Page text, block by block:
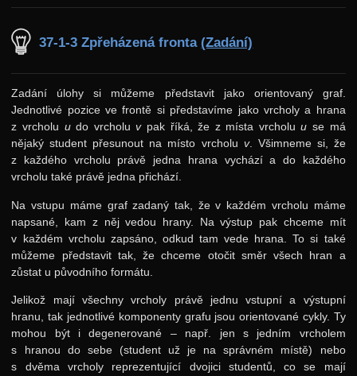
37-1-3 Zpřeházená fronta(Zadání)
Zadání úlohy si můžeme představit jako orientovaný graf.
Jednotlivé pozice ve frontě si představíme jako vrcholy a hrana
z vrcholu udo vrcholuvpak říká, že z místa vrcholuu se má
nějaký student přesunout na místo vrcholu v. Všimneme si, že
z každého vrcholu právě jedna hrana vychází a do každého
vrcholu také právě jedna přichází.
Na vstupu máme graf zadaný tak, že v každém vrcholu máme
napsané, kam z něj vedou hrany. Na výstup pak chceme mít
v každém vrcholu zapsáno, odkud tam vede hrana. To si také
můžeme představit tak, že chceme otočit směr všech hran a
zůstat u původního formátu.
Jelikož mají všechny vrcholy právě jednu vstupní a výstupní
hranu, tak jednotlivé komponenty grafu jsou orientované cykly. Ty
mohou být i degenerované – např. jen s jedním vrcholem
s hranou do sebe (student už je na správném místě) nebo
s dvěma vrcholy reprezentující dvojici studentů, co se mají